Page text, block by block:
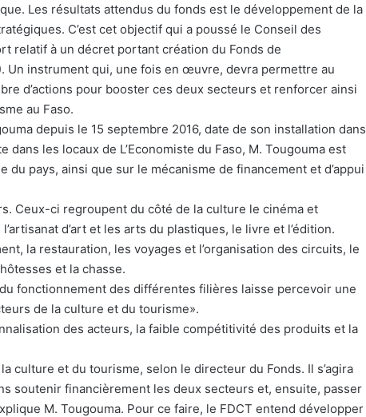
Les résultats attendus du fonds est le développement de la
C’est cet objectif qui a poussé le Conseil des
relatif à un décret portant création du Fonds de
Un instrument qui, une fois en œuvre, devra permettre au
d’actions pour booster ces deux secteurs et renforcer ainsi
au Faso.
depuis le 15 septembre 2016, date de son installation dans
dans les locaux de L’Economiste du Faso, M. Tougouma est
pays, ainsi que sur le mécanisme de financement et d’appui
Ceux-ci regroupent du côté de la culture le cinéma et
d’art et les arts du plastiques, le livre et l’édition.
la restauration, les voyages et l’organisation des circuits, le
et la chasse.
fonctionnement des différentes filières laisse percevoir une
de la culture et du tourisme».
des acteurs, la faible compétitivité des produits et la
culture et du tourisme, selon le directeur du Fonds. Il s’agira
soutenir financièrement les deux secteurs et, ensuite, passer
M. Tougouma. Pour ce faire, le FDCT entend développer